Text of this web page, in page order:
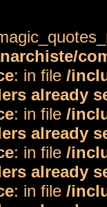
: in file /
already
: in file /
already
: in file /
already
: in file /